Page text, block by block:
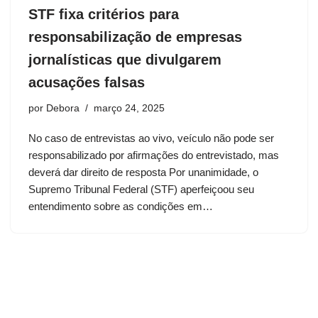
STF fixa critérios para
responsabilização de empresas
jornalísticas que divulgarem
acusações falsas
por Debora março 24, 2025
No caso de entrevistas ao vivo, veículo não pode ser
responsabilizado por afirmações do entrevistado, mas
deverá dar direito de resposta Por unanimidade, o
Supremo Tribunal Federal (STF) aperfeiçoou seu
entendimento sobre as condições em…